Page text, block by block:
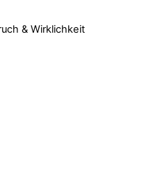
& Wirklichkeit